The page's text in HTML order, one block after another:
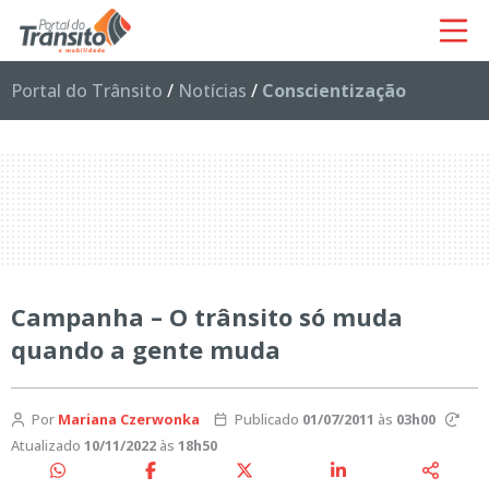
Portal do Trânsito / Notícias / Conscientização
Campanha – O trânsito só muda
quando a gente muda
Por Mariana Czerwonka Publicado 01/07/2011 às 03h00
Atualizado 10/11/2022 às 18h50